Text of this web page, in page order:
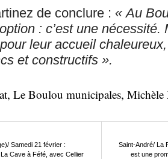
de conclure : « Au
: c’est une nécessité.
leur accueil
et constructifs ».
, Le Boulou municipales, Michèle
Samedi 21 février :
Cave à Féfé, avec Cellier
Saint-André/ La
est une